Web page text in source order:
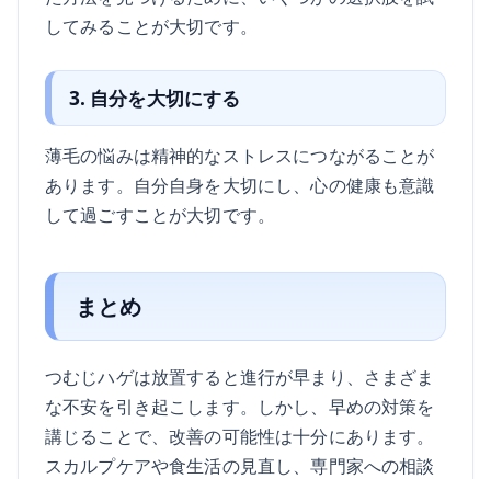
してみることが大切です。
3. 自分を大切にする
薄毛の悩みは精神的なストレスにつながることが
あります。自分自身を大切にし、心の健康も意識
して過ごすことが大切です。
まとめ
つむじハゲは放置すると進行が早まり、さまざま
な不安を引き起こします。しかし、早めの対策を
講じることで、改善の可能性は十分にあります。
スカルプケアや食生活の見直し、専門家への相談